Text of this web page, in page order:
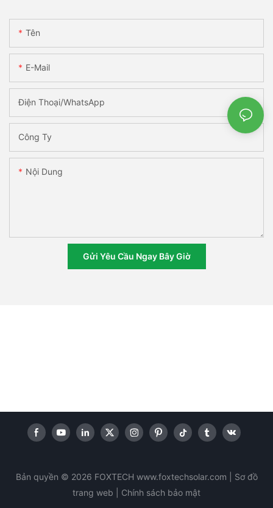
Tên
E-Mail
Điện Thoại/WhatsApp
Công Ty
Nội Dung
Gửi Yêu Cầu Ngay Bây Giờ
Bản quyền © 2026 FOXTECH www.foxtechsolar.com
Sơ đồ
trang web |
Chính sách bảo mật